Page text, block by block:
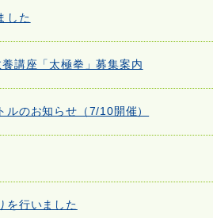
した
講座「太極拳」募集案内
ルのお知らせ（7/10開催）
を行いました